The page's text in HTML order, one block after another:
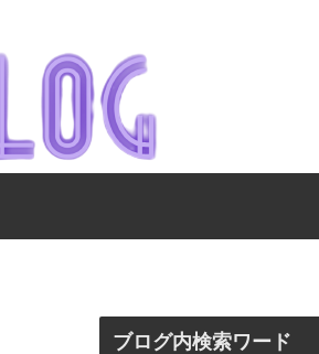
ブログ内検索ワード